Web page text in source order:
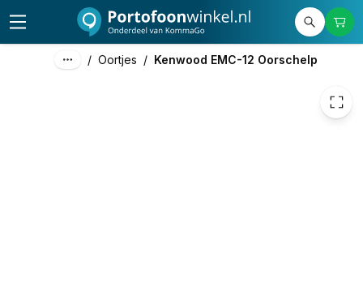
/ Oortjes / Kenwood EMC-12 Oorschelp
45,00 excl. btw
54,45 incl. btw